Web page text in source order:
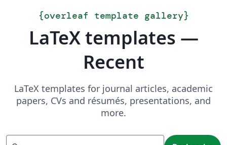
{overleaf template gallery}
LaTeX templates —
Recent
LaTeX templates for journal articles, academic
papers, CVs and résumés, presentations, and
more.